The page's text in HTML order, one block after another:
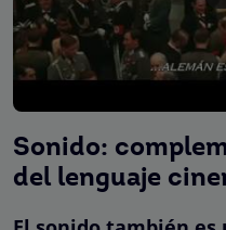
Sonido:
del lenguaje